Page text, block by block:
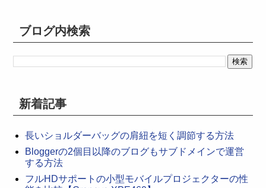
ブログ内検索
新着記事
長いショルダーバッグの肩紐を短く調節する方法
Bloggerの2個目以降のブログもサブドメインで運営
する方法
フルHDサポートの小型モバイルプロジェクターの性